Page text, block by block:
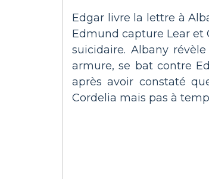
Edgar livre la lettre à
Edmund capture Lear et
suicidaire. Albany
armure, se bat contre
après avoir constaté
Cordelia mais pas à